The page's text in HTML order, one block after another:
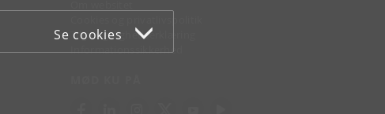
Se cookies
Tilgængelighedserklæring
Informationssikkerhed